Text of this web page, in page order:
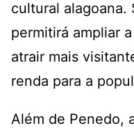
cultural alagoana.
permitirá ampliar
atrair mais
renda para a
Além de Penedo,